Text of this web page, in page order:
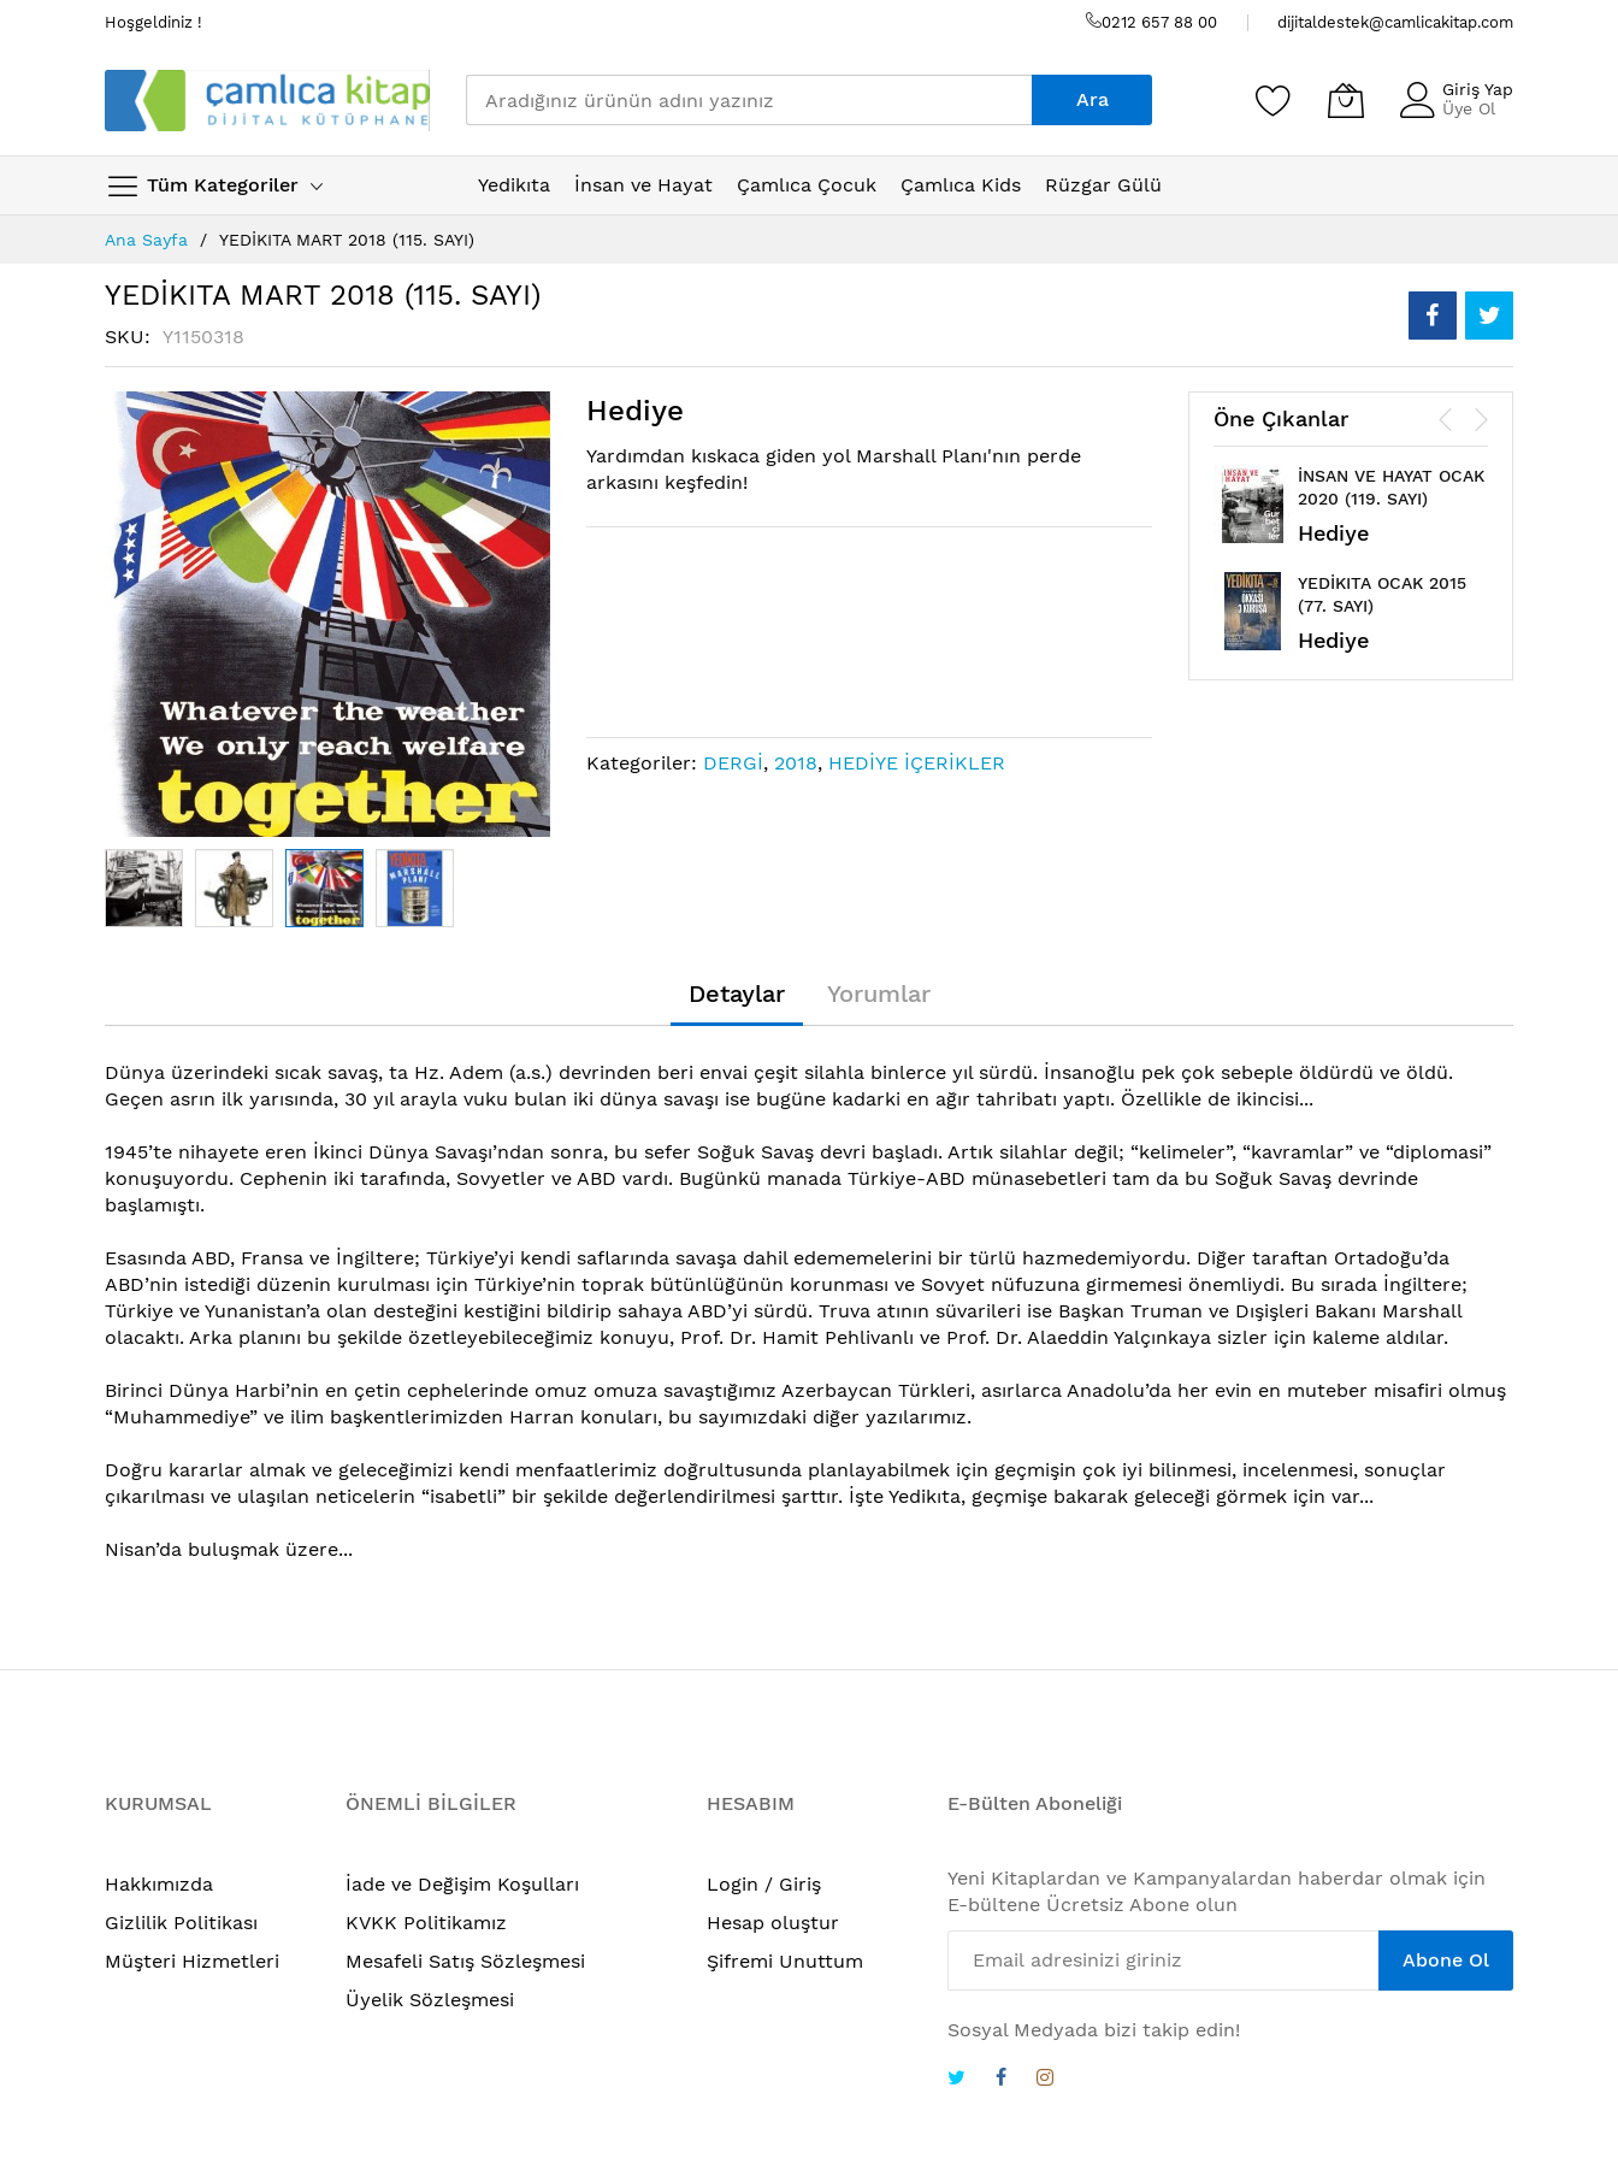
Hoşgeldiniz ! 0212 657 88 00 dijitaldestek@camlicakitap.com
Tüm Kategoriler
Ara
Giriş Yap
Üye Ol
Yedikıta İnsan ve Hayat Çamlıca Çocuk Çamlıca Kids
Rüzgar Gülü
Ana Sayfa YEDİKITA MART 2018 (115. SAYI)
YEDİKITA MART 2018 (115. SAYI)
SKU Y1150318
Resim
galerisinin
sonuna
Hediye
Yardımdan kıskaca giden yol Marshall Planı'nın perde
arkasını keşfedin!
Kategoriler: DERGİ, 2018, HEDİYE İÇERİKLER
Öne Çıkanlar
İNSAN VE HAYAT OCAK
2020 (119. SAYI)
Hediye
YEDİKITA OCAK 2015
(77. SAYI)
Hediye
Detaylar
Dünya üzerindeki sıcak savaş, ta Hz. Adem (a.s.) devrinden beri envai çeşit silahla binlerce yıl sürdü. İnsanoğlu pek çok sebeple öldürdü ve öldü.
Geçen asrın ilk yarısında, 30 yıl arayla vuku bulan iki dünya savaşı ise bugüne kadarki en ağır tahribatı yaptı. Özellikle de ikincisi...
1945’te nihayete eren İkinci Dünya Savaşı’ndan sonra, bu sefer Soğuk Savaş devri başladı. Artık silahlar değil; “kelimeler”, “kavramlar” ve “diplomasi”
konuşuyordu. Cephenin iki tarafında, Sovyetler ve ABD vardı. Bugünkü manada Türkiye-ABD münasebetleri tam da bu Soğuk Savaş devrinde
başlamıştı.
Esasında ABD, Fransa ve İngiltere; Türkiye’yi kendi saflarında savaşa dahil edememelerini bir türlü hazmedemiyordu. Diğer taraftan Ortadoğu’da
ABD’nin istediği düzenin kurulması için Türkiye’nin toprak bütünlüğünün korunması ve Sovyet nüfuzuna girmemesi önemliydi. Bu sırada İngiltere;
Türkiye ve Yunanistan’a olan desteğini kestiğini bildirip sahaya ABD’yi sürdü. Truva atının süvarileri ise Başkan Truman ve Dışişleri Bakanı Marshall
olacaktı. Arka planını bu şekilde özetleyebileceğimiz konuyu, Prof. Dr. Hamit Pehlivanlı ve Prof. Dr. Alaeddin Yalçınkaya sizler için kaleme aldılar.
Birinci Dünya Harbi’nin en çetin cephelerinde omuz omuza savaştığımız Azerbaycan Türkleri, asırlarca Anadolu’da her evin en muteber misafiri olmuş
“Muhammediye” ve ilim başkentlerimizden Harran konuları, bu sayımızdaki diğer yazılarımız.
Doğru kararlar almak ve geleceğimizi kendi menfaatlerimiz doğrultusunda planlayabilmek için geçmişin çok iyi bilinmesi, incelenmesi, sonuçlar
çıkarılması ve ulaşılan neticelerin “isabetli” bir şekilde değerlendirilmesi şarttır. İşte Yedikıta, geçmişe bakarak geleceği görmek için var...
Nisan’da buluşmak üzere...
Yorumlar
KURUMSAL
Hakkımızda
Gizlilik Politikası
Müşteri Hizmetleri
ÖNEMLİ BİLGİLER
İade ve Değişim Koşulları
KVKK Politikamız
Mesafeli Satış Sözleşmesi
Üyelik Sözleşmesi
HESABIM
Login / Giriş
Hesap oluştur
Şifremi Unuttum
E-Bülten Aboneliği
Yeni Kitaplardan ve Kampanyalardan haberdar olmak için
E-bültene Ücretsiz Abone olun
Abone Ol
Sosyal Medyada bizi takip edin!